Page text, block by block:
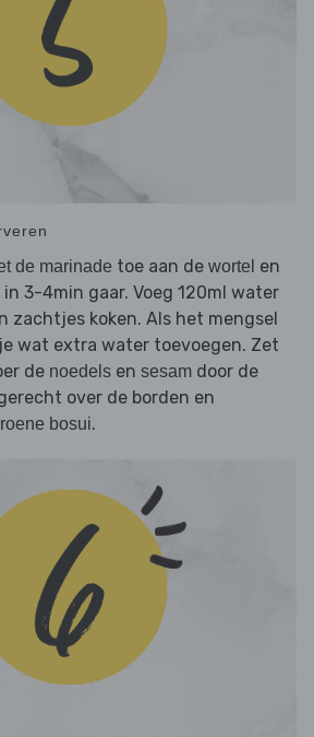
de marinade toe aan de wortel en
3-4min gaar. Voeg 120ml water
zachtjes koken. Als het mengsel
wat extra water toevoegen. Zet
de noedels en sesam door de
over de borden en
bosui.